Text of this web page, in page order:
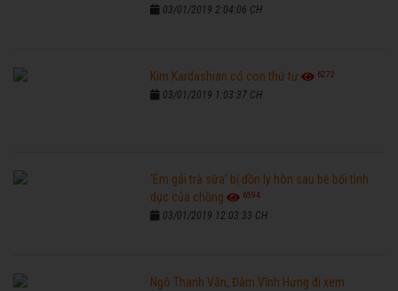
03/01/2019 2:04:06 CH
Kim Kardashian có con thứ tư 6272
03/01/2019 1:03:37 CH
'Em gái trà sữa' bị đồn ly hôn sau bê bối tình
dục của chồng
6594
03/01/2019 12:03:33 CH
Ngô Thanh Vân, Đàm Vĩnh Hưng đi xem